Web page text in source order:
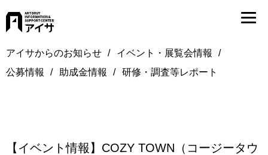
アイサからのお知らせ
イベント・展覧会情報
公募情報
助成金情報 研修・調査等レポート
【イベント情報】COZY TOWN（コージータウ